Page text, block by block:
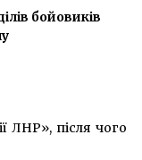
та
бойовиків
ЛНР», після чого